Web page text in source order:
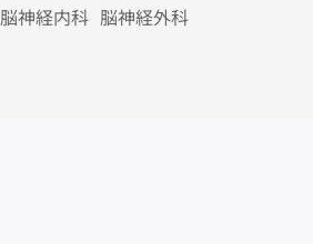
脳神経内科 脳神経外科